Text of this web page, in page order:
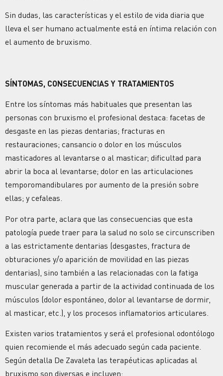
Sin dudas, las características y el estilo de vida diaria que
lleva el ser humano actualmente está en íntima relación con
el aumento de bruxismo.
SÍNTOMAS, CONSECUENCIAS Y TRATAMIENTOS
Entre los síntomas más habituales que presentan las
personas con bruxismo el profesional destaca: facetas de
desgaste en las piezas dentarias; fracturas en
restauraciones; cansancio o dolor en los músculos
masticadores al levantarse o al masticar; dificultad para
abrir la boca al levantarse; dolor en las articulaciones
temporomandibulares por aumento de la presión sobre
ellas; y cefaleas.
Por otra parte, aclara que las consecuencias que esta
patología puede traer para la salud no solo se circunscriben
a las estrictamente dentarias (desgastes, fractura de
obturaciones y/o aparición de movilidad en las piezas
dentarias), sino también a las relacionadas con la fatiga
muscular generada a partir de la actividad continuada de los
músculos (dolor espontáneo, dolor al levantarse de dormir,
al masticar, etc.), y los procesos inflamatorios articulares.
Existen varios tratamientos y será el profesional odontólogo
quien recomiende el más adecuado según cada paciente.
Según detalla De Zavaleta las terapéuticas aplicadas al
bruxismo son diversas e incluyen: